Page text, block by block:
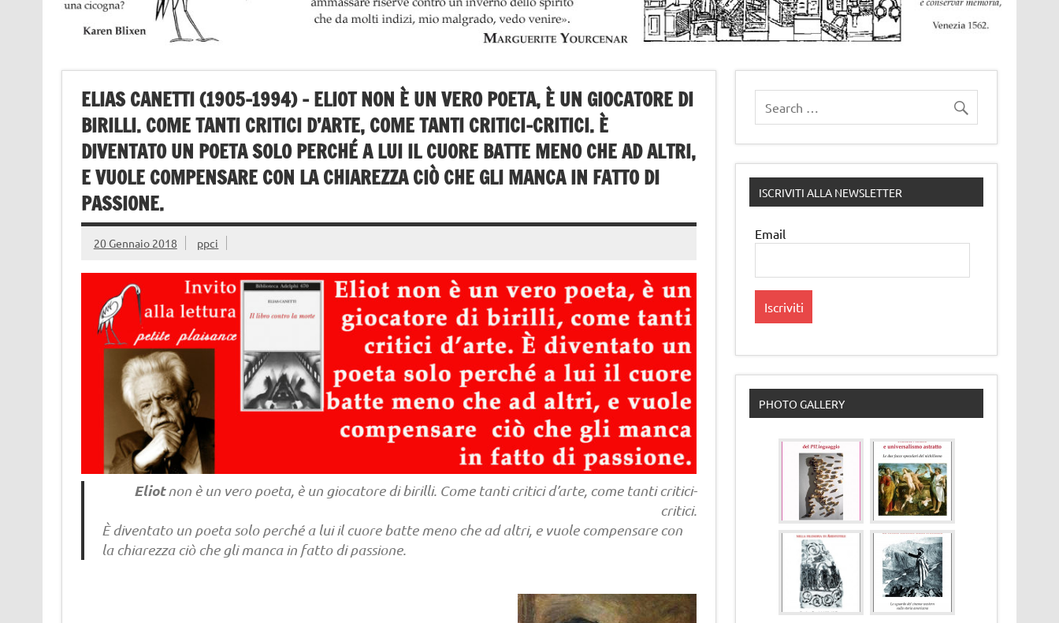
ELIAS CANETTI (1905-1994) – ELIOT NON È UN VERO POETA, È UN GIOCATORE DI
BIRILLI. COME TANTI CRITICI D’ARTE, COME TANTI CRITICI-CRITICI. È
DIVENTATO UN POETA SOLO PERCHÉ A LUI IL CUORE BATTE MENO CHE AD ALTRI,
E VUOLE COMPENSARE CON LA CHIAREZZA CIÒ CHE GLI MANCA IN FATTO DI
PASSIONE.
20 Gennaio 2018 ppci
Eliotnon è un vero poeta, è un giocatore di birilli. Come tanti critici d’arte, come tanti critici-
critici.
È diventato un poeta solo perché a lui il cuore batte meno che ad altri, e vuole compensare con
la chiarezza ciò che gli manca in fatto di passione.
ISCRIVITI ALLA NEWSLETTER
Email
PHOTO GALLERY